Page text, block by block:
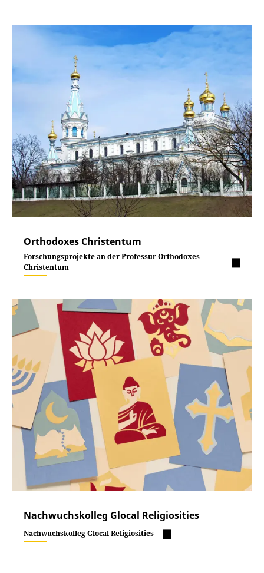
Orthodoxes Christentum
Forschungsprojekte an der Professur Orthodoxes
Christentum
Nachwuchskolleg Glocal Religiosities
Nachwuchskolleg Glocal Religiosities